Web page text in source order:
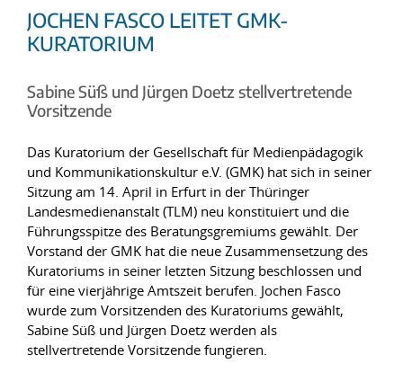
JOCHEN FASCO LEITET GMK-
KURATORIUM
Sabine Süß und Jürgen Doetz stellvertretende
Vorsitzende
Das Kuratorium der Gesellschaft für Medienpädagogik
und Kommunikationskultur e.V. (GMK) hat sich in seiner
Sitzung am 14. April in Erfurt in der Thüringer
Landesmedienanstalt (TLM) neu konstituiert und die
Führungsspitze des Beratungsgremiums gewählt. Der
Vorstand der GMK hat die neue Zusammensetzung des
Kuratoriums in seiner letzten Sitzung beschlossen und
für eine vierjährige Amtszeit berufen. Jochen Fasco
wurde zum Vorsitzenden des Kuratoriums gewählt,
Sabine Süß und Jürgen Doetz werden als
stellvertretende Vorsitzende fungieren.